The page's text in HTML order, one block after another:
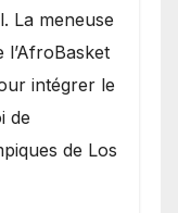
La meneuse
l’AfroBasket
intégrer le
de
de Los